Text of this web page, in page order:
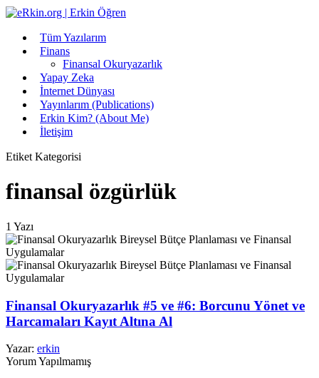
Tüm Yazılarım
Finans
Finansal Okuryazarlık
Yapay Zeka
İnternet Dünyası
Yayınlarım (Publications)
Erkin Kim? (About Me)
İletişim
Etiket Kategorisi
finansal özgürlük
1 Yazı
Finansal Okuryazarlık #5 ve #6: Borcunu Yönet ve
Harcamaları Kayıt Altına Al
Yazar: erkin
Yorum Yapılmamış